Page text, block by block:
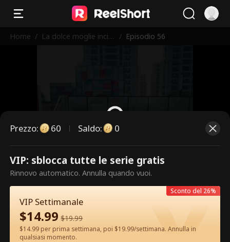
Home / La dolce moglie incin
/ Episodio 56
Questi sono episodi a pagamento.
Sblocca per guardare.
Prezzo: 60 Saldo: 0
VIP: sblocca tutte le serie gratis
Rinnovo automatico. Annulla quando vuoi.
VIP Settimanale
$14.99 $19.99
$14.99 per prima settimana, poi $19.99/settimana. Annulla in
qualsiasi momento.
Sconto del 26%